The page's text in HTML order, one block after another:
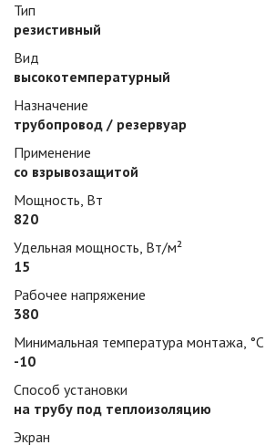
Тип
резистивный
Вид
высокотемпературный
Назначение
трубопровод / резервуар
Применение
со взрывозащитой
Мощность, Вт
820
Удельная мощность, Вт/м²
15
Рабочее напряжение
380
Минимальная температура монтажа, °С
-10
Способ установки
на трубу под теплоизоляцию
Экран